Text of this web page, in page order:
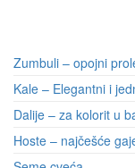
Zumbuli – opojni
Kale – Elegantni i
Dalije – za kolorit u
Hoste – najčešće